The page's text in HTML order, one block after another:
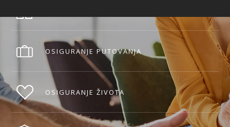
OSIGURANJE PUTOVANJA
OSIGURANJE ŽIVOTA